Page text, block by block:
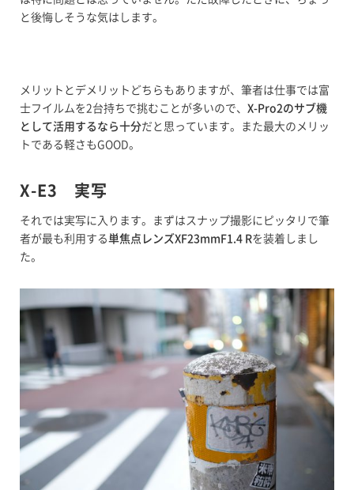
と後悔しそうな気はします。
メリットとデメリットどちらもありますが、筆者は仕事では富
士フイルムを2台持ちで挑むことが多いので、 X-Pro2のサブ機
として活用するなら十分だと思っています。また最大のメリッ
トである軽さもGOOD。
X-E3 実写
それでは実写に入ります。まずはスナップ撮影にピッタリで筆
者が最も利用する 単焦点レンズXF23mmF1.4 Rを装着しまし
た。